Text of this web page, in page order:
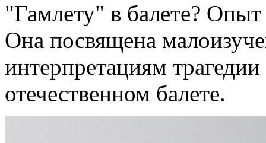
"Гамлету" в балете?
Она посвящена
интерпретациям
отечественном балете.